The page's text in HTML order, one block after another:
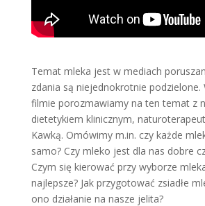
Temat mleka jest w mediach
zdania są niejednokrotnie podzielone.
filmie porozmawiamy na ten temat z
dietetykiem klinicznym,
Kawką. Omówimy m.in. czy każde
samo? Czy mleko jest dla nas dobre
Czym się kierować przy wyborze
najlepsze? Jak przygotować zsiadłe
ono działanie na nasze jelita?